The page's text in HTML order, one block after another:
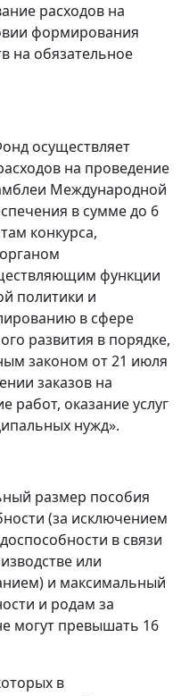
расходов на
формирования
на обязательное
осуществляет
на проведение
Международной
в сумме до 6
конкурса,
функции
политики и
в сфере
развития в порядке,
законом от 21 июля
заказов на
работ, оказание услуг
нужд».
размер пособия
(за исключением
в связи
или
и максимальный
и родам за
могут превышать 16
в